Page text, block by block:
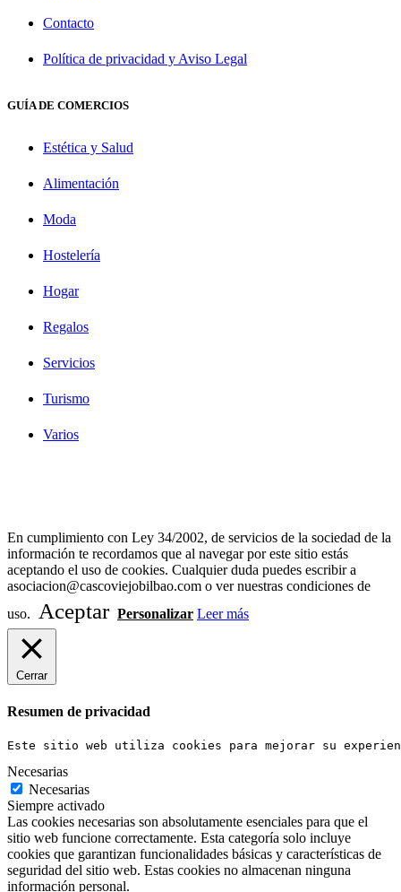
Contacto
Política de privacidad y Aviso Legal
GUÍA DE COMERCIOS
Estética y Salud
Alimentación
Moda
Hostelería
Hogar
Regalos
Servicios
Turismo
Varios
En cumplimiento con Ley 34/2002, de servicios de la sociedad de la
información te recordamos que al navegar por este sitio estás
aceptando el uso de cookies. Cualquier duda puedes escribir a
asociacion@cascoviejobilbao.com o ver nuestras condiciones de
uso.
Aceptar Personalizar Leer más
Cerrar
Resumen de privacidad
Este sitio web utiliza cookies para mejorar su
Necesarias
Necesarias
Siempre activado
Las cookies necesarias son absolutamente esenciales para que el
sitio web funcione correctamente. Esta categoría solo incluye
cookies que garantizan funcionalidades básicas y características de
seguridad del sitio web. Estas cookies no almacenan ninguna
información personal.